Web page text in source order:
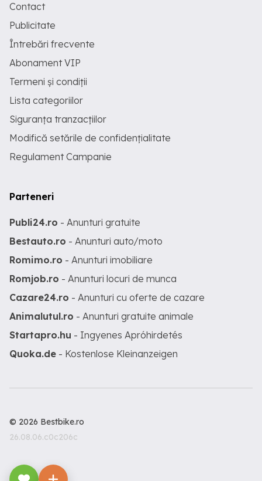
Contact
Publicitate
Întrebări frecvente
Abonament VIP
Termeni și condiții
Lista categoriilor
Siguranța tranzacțiilor
Modifică setările de confidențialitate
Regulament Campanie
Parteneri
Publi24.ro - Anunturi gratuite
Bestauto.ro - Anunturi auto/moto
Romimo.ro - Anunturi imobiliare
Romjob.ro - Anunturi locuri de munca
Cazare24.ro - Anunturi cu oferte de cazare
Animalutul.ro - Anunturi gratuite animale
Startapro.hu - Ingyenes Apróhirdetés
Quoka.de - Kostenlose Kleinanzeigen
© 2026 Bestbike.ro
26.08.06.c0c206c